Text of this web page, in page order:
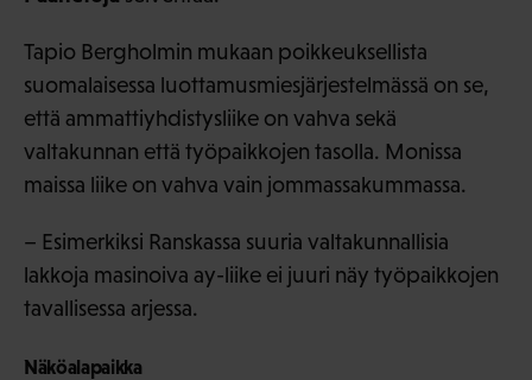
Tapio Bergholmin mukaan poikkeuksellista
suomalaisessa luottamusmiesjärjestelmässä on se,
että ammattiyhdistysliike on vahva sekä
valtakunnan että työpaikkojen tasolla. Monissa
maissa liike on vahva vain jommassakummassa.
– Esimerkiksi Ranskassa suuria valtakunnallisia
lakkoja masinoiva ay-liike ei juuri näy työpaikkojen
tavallisessa arjessa.
Näköalapaikka